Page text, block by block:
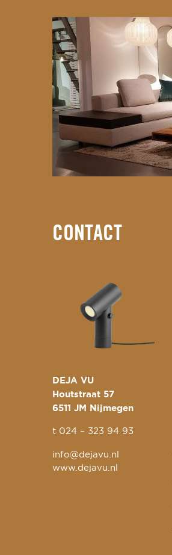
CONTACT
DEJA VU
Houtstraat 57
6511 JM Nijmegen
t 024 – 323 94 93
info@dejavu.nl
www.dejavu.nl